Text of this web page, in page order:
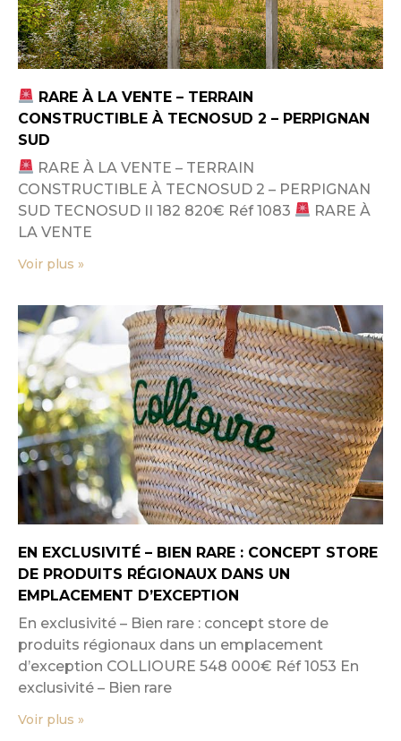
RARE À LA VENTE – TERRAIN
CONSTRUCTIBLE À TECNOSUD 2 – PERPIGNAN
SUD
RARE À LA VENTE – TERRAIN
CONSTRUCTIBLE À TECNOSUD 2 – PERPIGNAN
SUD TECNOSUD II 182 820€ Réf 1083
RARE À
LA VENTE
Voir plus »
EN EXCLUSIVITÉ – BIEN RARE : CONCEPT STORE
DE PRODUITS RÉGIONAUX DANS UN
EMPLACEMENT D’EXCEPTION
En exclusivité – Bien rare : concept store de
produits régionaux dans un emplacement
d’exception COLLIOURE 548 000€ Réf 1053 En
exclusivité – Bien rare
Voir plus »